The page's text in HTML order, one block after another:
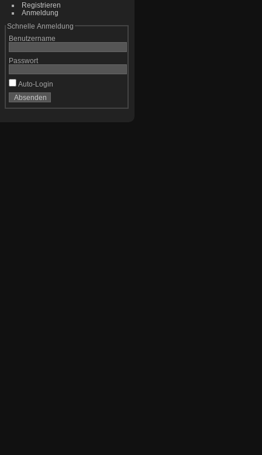
Registrieren
Anmeldung
Schnelle Anmeldung
Benutzername
Passwort
Auto-Login